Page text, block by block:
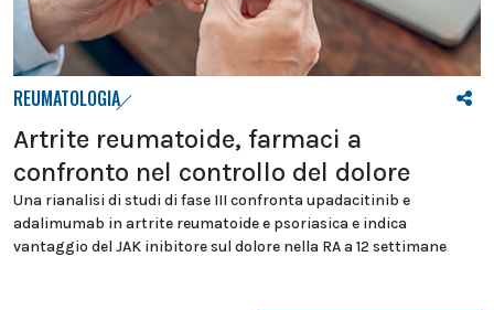
REUMATOLOGIA
Artrite reumatoide, farmaci a
confronto nel controllo del dolore
Una rianalisi di studi di fase III confronta upadacitinib e
adalimumab in artrite reumatoide e psoriasica e indica
vantaggio del JAK inibitore sul dolore nella RA a 12 settimane